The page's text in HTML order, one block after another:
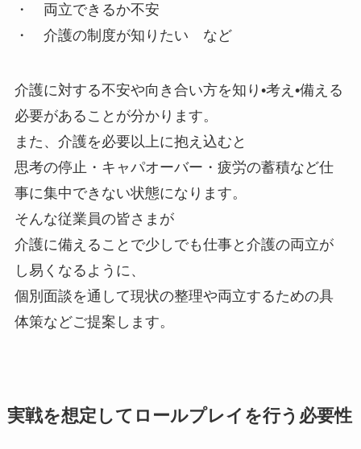
・ 両立できるか不安
・ 介護の制度が知りたい など
介護に対する不安や向き合い方を知り•考え•備える
必要があることが分かります。
また、介護を必要以上に抱え込むと
思考の停止・キャパオーバー・疲労の蓄積など仕
事に集中できない状態になります。
そんな従業員の皆さまが
介護に備えることで少しでも仕事と介護の両立が
し易くなるように、
個別面談を通して現状の整理や両立するための具
体策などご提案します。
実戦を想定してロールプレイを行う必要性